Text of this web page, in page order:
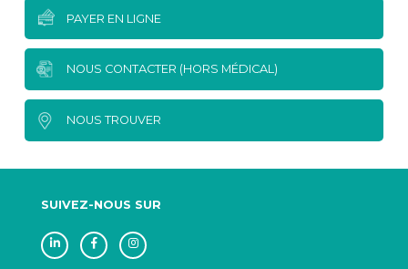
PAYER EN LIGNE
NOUS CONTACTER (HORS MÉDICAL)
NOUS TROUVER
SUIVEZ-NOUS SUR